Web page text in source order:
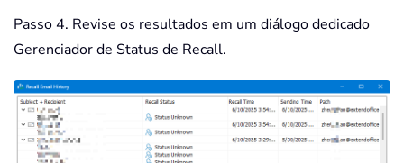
Passo 4. Revise os resultados em um diálogo dedicado
Gerenciador de Status de Recall.